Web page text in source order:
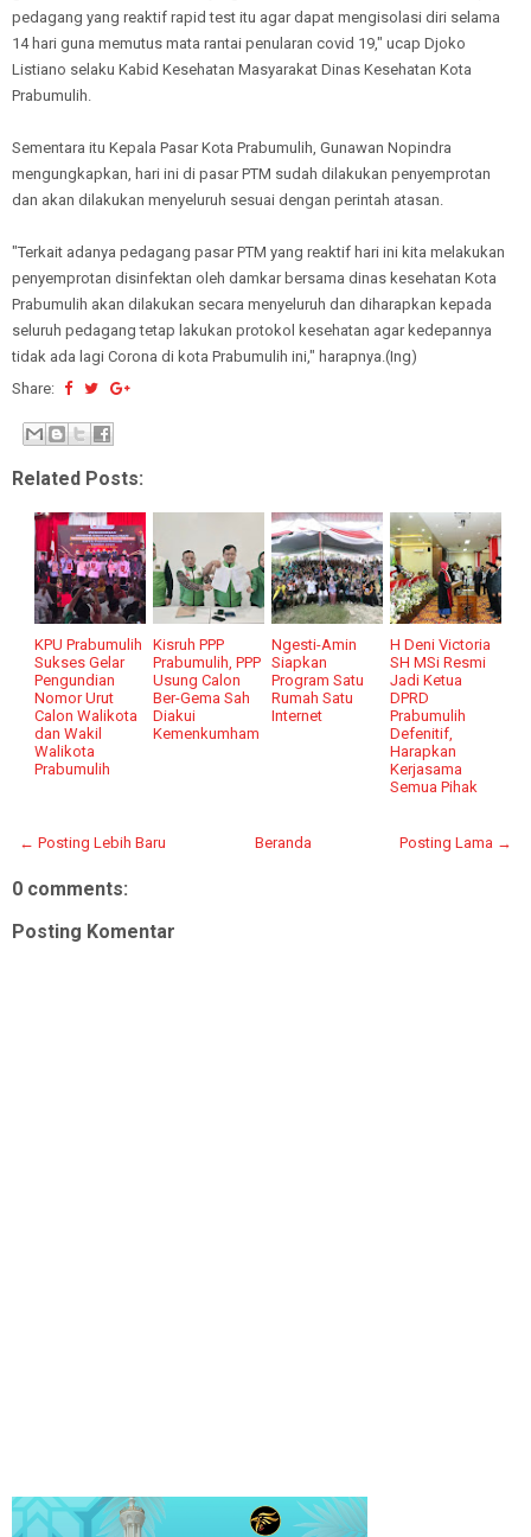
pedagang yang reaktif rapid test itu agar dapat mengisolasi diri selama
14 hari guna memutus mata rantai penularan covid 19," ucap Djoko
Listiano selaku Kabid Kesehatan Masyarakat Dinas Kesehatan Kota
Prabumulih.
Sementara itu Kepala Pasar Kota Prabumulih, Gunawan Nopindra
mengungkapkan, hari ini di pasar PTM sudah dilakukan penyemprotan
dan akan dilakukan menyeluruh sesuai dengan perintah atasan.
"Terkait adanya pedagang pasar PTM yang reaktif hari ini kita melakukan
penyemprotan disinfektan oleh damkar bersama dinas kesehatan Kota
Prabumulih akan dilakukan secara menyeluruh dan diharapkan kepada
seluruh pedagang tetap lakukan protokol kesehatan agar kedepannya
tidak ada lagi Corona di kota Prabumulih ini," harapnya.(Ing)
Share:
Related Posts:
KPU Prabumulih
Sukses Gelar
Pengundian
Nomor Urut
Calon Walikota
dan Wakil
Walikota
Prabumulih
Kisruh PPP
Prabumulih, PPP
Usung Calon
Ber-Gema Sah
Diakui
Kemenkumham
Ngesti-Amin
Siapkan
Program Satu
Rumah Satu
Internet
H Deni Victoria
SH MSi Resmi
Jadi Ketua
DPRD
Prabumulih
Defenitif,
Harapkan
Kerjasama
Semua Pihak
← Posting Lebih Baru Posting Lama →
Beranda
0 comments:
Posting Komentar